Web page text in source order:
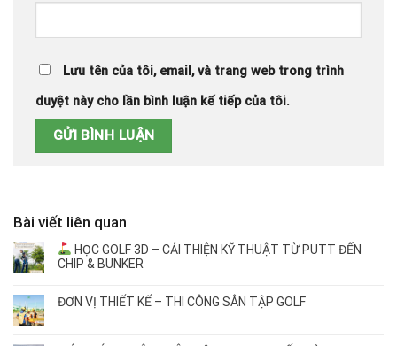
Lưu tên của tôi, email, và trang web trong trình
duyệt này cho lần bình luận kế tiếp của tôi.
Bài viết liên quan
HỌC GOLF 3D – CẢI THIỆN KỸ THUẬT TỪ PUTT ĐẾN
CHIP & BUNKER
ĐƠN VỊ THIẾT KẾ – THI CÔNG SÂN TẬP GOLF